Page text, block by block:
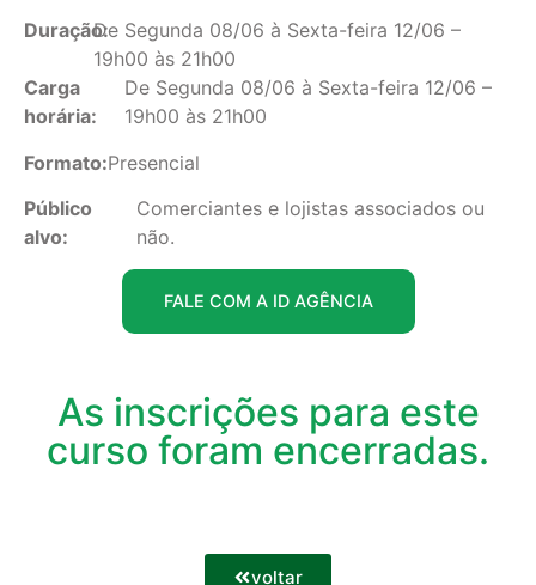
Duração:De Segunda 08/06 à Sexta-feira 12/06 –
19h00 às 21h00
Carga
horária:
De Segunda 08/06 à Sexta-feira 12/06 –
19h00 às 21h00
Formato:Presencial
Público
alvo:
Comerciantes e lojistas associados ou
não.
FALE COM A ID AGÊNCIA
As inscrições para este
curso foram encerradas.
voltar